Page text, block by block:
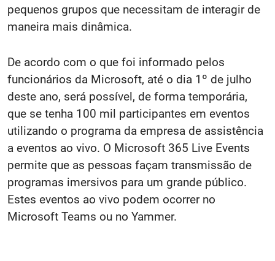
pequenos grupos que necessitam de interagir de
maneira mais dinâmica.
De acordo com o que foi informado pelos
funcionários da Microsoft, até o dia 1º de julho
deste ano, será possível, de forma temporária,
que se tenha 100 mil participantes em eventos
utilizando o programa da empresa de assistência
a eventos ao vivo. O Microsoft 365 Live Events
permite que as pessoas façam transmissão de
programas imersivos para um grande público.
Estes eventos ao vivo podem ocorrer no
Microsoft Teams ou no Yammer.